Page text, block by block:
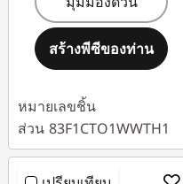
สร้างพีซีของท่าน
หมายเลขชิ้น
ส่วน 83F1CTO1WWTH1